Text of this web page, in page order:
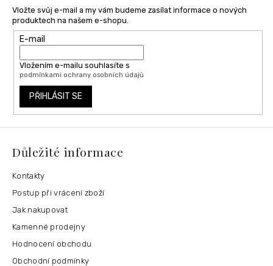
Vložte svůj e-mail a my vám budeme zasílat informace o nových
produktech na našem e-shopu.
E-mail
Vložením e-mailu souhlasíte s
podmínkami ochrany osobních údajů
PŘIHLÁSIT SE
Důležité informace
Kontakty
Postup při vrácení zboží
Jak nakupovat
Kamenné prodejny
Hodnocení obchodu
Obchodní podmínky